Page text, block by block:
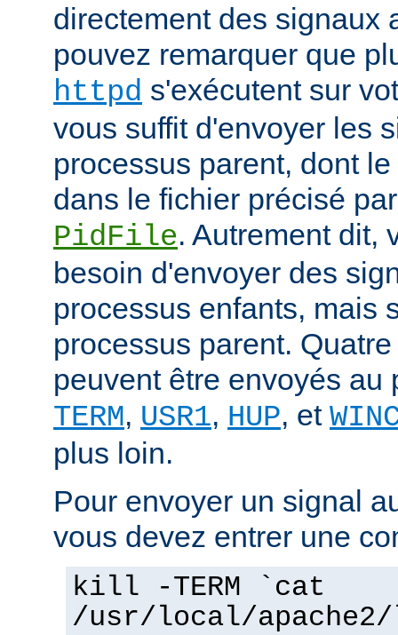
directement des signaux
pouvez remarquer que
httpd s'exécutent sur
vous suffit d'envoyer les
processus parent, dont
dans le fichier précisé
PidFile. Autrement dit,
besoin d'envoyer des
processus enfants, mais
processus parent.
peuvent être envoyés au
TERM, USR1, HUP, et
plus loin.
Pour envoyer un signal
vous devez entrer une
kill -TERM `cat
/usr/local/